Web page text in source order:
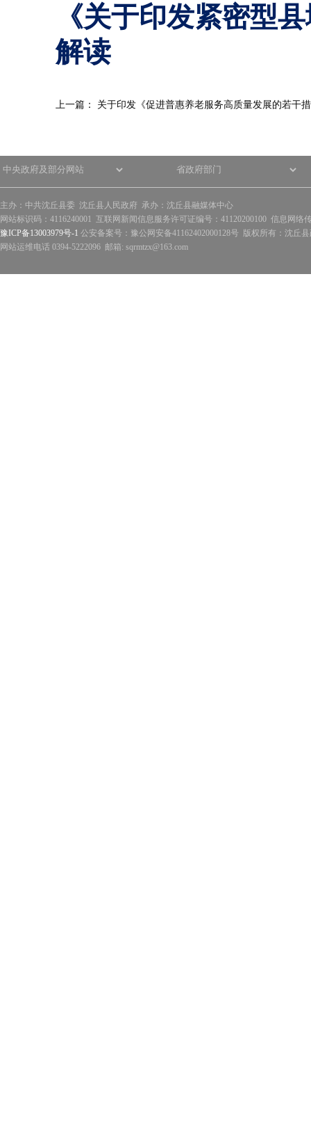
《关于印发紧密型
解读
上一篇： 关于印发《促进普惠养老服务高质量发展的若干
主办：中共沈丘县委 沈丘县人民政府 承办：沈丘县融媒体中心
网站标识码：4116240001 互联网新闻信息服务许可证编号：41120200100 信息网络
豫ICP备13003979号-1 公安备案号：豫公网安备41162402000128号 版权所有：沈丘
网站运维电话 0394-5222096 邮箱: sqrmtzx@163.com